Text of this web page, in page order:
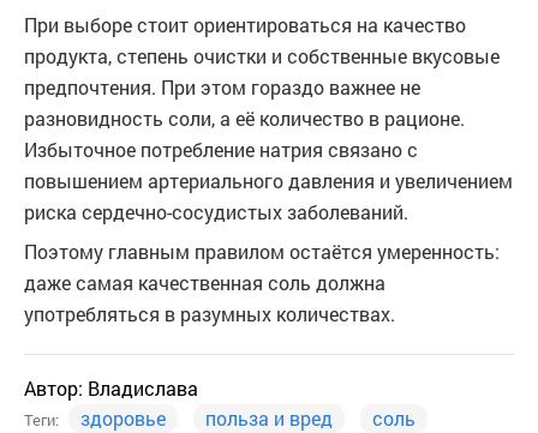
При выборе стоит ориентироваться на качество
продукта, степень очистки и собственные вкусовые
предпочтения. При этом гораздо важнее не
разновидность соли, а её количество в рационе.
Избыточное потребление натрия связано с
повышением артериального давления и увеличением
риска сердечно-сосудистых заболеваний.
Поэтому главным правилом остаётся умеренность:
даже самая качественная соль должна
употребляться в разумных количествах.
Автор: Владислава
Теги: здоровье польза и вред
соль